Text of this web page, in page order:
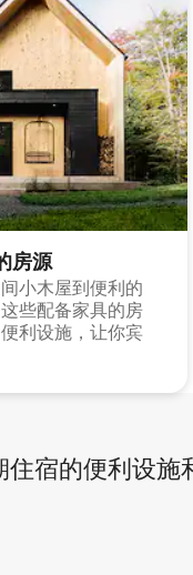
房源
小木屋到便利的
些配备家具的房
利设施，让你宾
住宿的便利设施